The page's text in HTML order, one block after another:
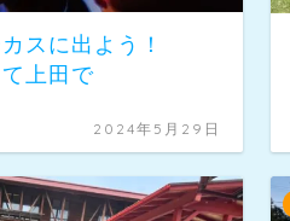
カスに出よう！
上田で
2024年5月29日